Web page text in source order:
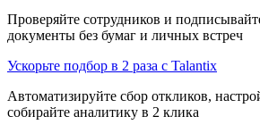
Проверяйте сотрудников и
документы без бумаг и личных встреч
Ускорьте подбор в 2 раза с Talantix
Автоматизируйте сбор откликов,
собирайте аналитику в 2 клика